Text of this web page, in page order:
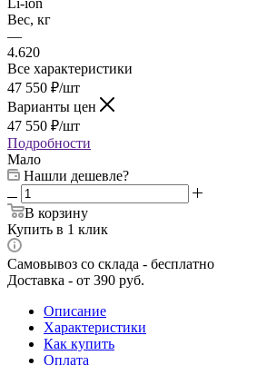
Вес, кг
—
4.620
Все характеристики
47 550 ₽/шт
Варианты цен
47 550 ₽/шт
Подробности
Мало
Нашли дешевле?
В корзину
Купить в 1 клик
Самовывоз со склада - бесплатно
Доставка - от 390 руб.
Описание
Характеристики
Как купить
Оплата